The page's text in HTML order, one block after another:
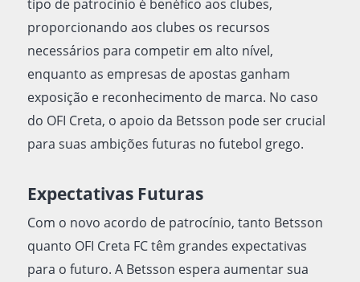
tipo de patrocínio é benéfico aos clubes,
proporcionando aos clubes os recursos
necessários para competir em alto nível,
enquanto as empresas de apostas ganham
exposição e reconhecimento de marca. No caso
do OFI Creta, o apoio da Betsson pode ser crucial
para suas ambições futuras no futebol grego.
Expectativas Futuras
Com o novo acordo de patrocínio, tanto Betsson
quanto OFI Creta FC têm grandes expectativas
para o futuro. A Betsson espera aumentar sua